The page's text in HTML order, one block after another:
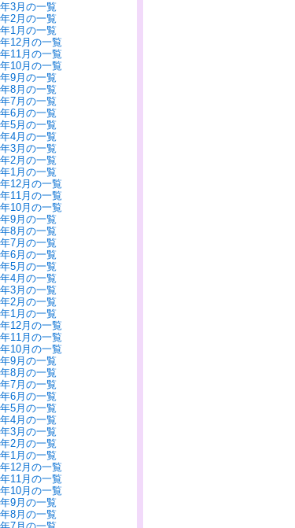
3月の一覧
2月の一覧
1月の一覧
12月の一覧
11月の一覧
10月の一覧
9月の一覧
8月の一覧
7月の一覧
6月の一覧
5月の一覧
4月の一覧
3月の一覧
2月の一覧
1月の一覧
12月の一覧
11月の一覧
10月の一覧
9月の一覧
8月の一覧
7月の一覧
6月の一覧
5月の一覧
4月の一覧
3月の一覧
2月の一覧
1月の一覧
12月の一覧
11月の一覧
10月の一覧
9月の一覧
8月の一覧
7月の一覧
6月の一覧
5月の一覧
4月の一覧
3月の一覧
2月の一覧
1月の一覧
12月の一覧
11月の一覧
10月の一覧
9月の一覧
8月の一覧